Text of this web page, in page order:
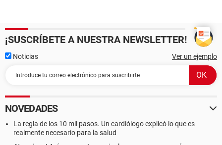
¡SUSCRÍBETE A NUESTRA NEWSLETTER!
Noticias Ver un ejemplo
NOVEDADES
La regla de los 10 mil pasos. Un cardiólogo explicó lo que es
realmente necesario para la salud